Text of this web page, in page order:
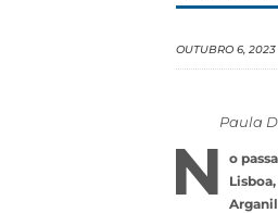
OUTUBRO 6, 2023
Paula
N
o